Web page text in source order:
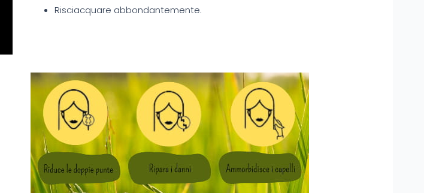
Risciacquare abbondantemente.